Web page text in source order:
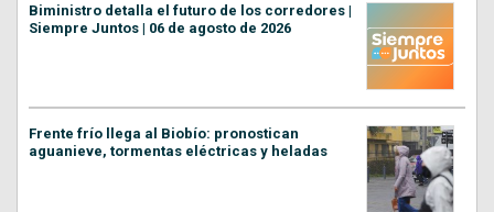
Biministro detalla el futuro de los corredores |
Siempre Juntos | 06 de agosto de 2026
Frente frío llega al Biobío: pronostican
aguanieve, tormentas eléctricas y heladas